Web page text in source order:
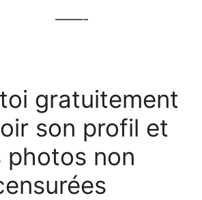
——-
gratuitement
son profil et
photos non